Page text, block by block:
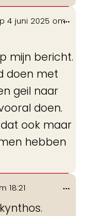
4 juni 2025 om
mijn bericht.
doen met
geil naar
doen.
ook maar
hebben
...
18:21 ...